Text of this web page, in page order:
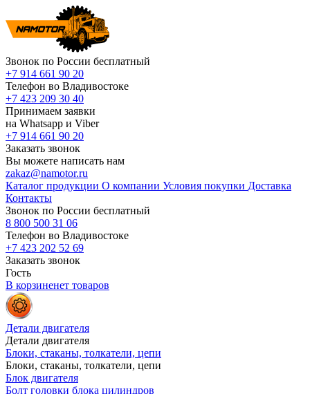
Звонок по России бесплатный
+7 914 661 90 20
Телефон во Владивостоке
+7 423 209 30 40
Принимаем заявки
на Whatsapp и Viber
+7 914 661 90 20
Заказать звонок
Вы можете написать нам
zakaz@namotor.ru
Каталог продукции О компании Условия покупки Доставка
Контакты
Звонок по России бесплатный
8 800 500 31 06
Телефон во Владивостоке
+7 423 202 52 69
Заказать звонок
Гость
В корзиненет товаров
Детали двигателя
Детали двигателя
Блоки, стаканы, толкатели, цепи
Блоки, стаканы, толкатели, цепи
Блок двигателя
Болт головки блока цилиндров